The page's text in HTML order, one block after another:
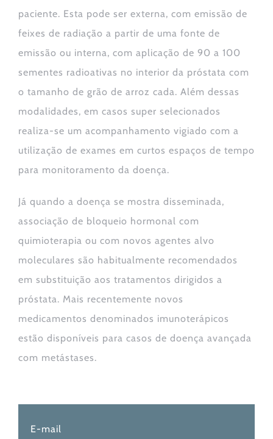
paciente. Esta pode ser externa, com emissão de
feixes de radiação a partir de uma fonte de
emissão ou interna, com aplicação de 90 a 100
sementes radioativas no interior da próstata com
o tamanho de grão de arroz cada. Além dessas
modalidades, em casos super selecionados
realiza-se um acompanhamento vigiado com a
utilização de exames em curtos espaços de tempo
para monitoramento da doença.
Já quando a doença se mostra disseminada,
associação de bloqueio hormonal com
quimioterapia ou com novos agentes alvo
moleculares são habitualmente recomendados
em substituição aos tratamentos dirigidos a
próstata. Mais recentemente novos
medicamentos denominados imunoterápicos
estão disponíveis para casos de doença avançada
com metástases.
E-mail